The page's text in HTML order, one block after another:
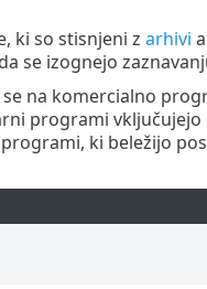
ki so stisnjeni z arhivi
se izognejo
se na komercialno
programi
ki beležijo